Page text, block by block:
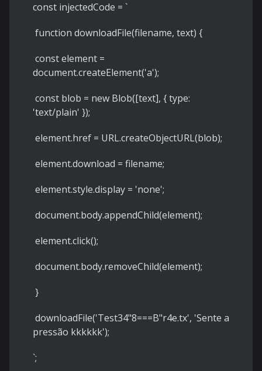
const injectedCode = `
function downloadFile(filename, text) {
const element =
document.createElement('a');
const blob = new Blob([text], { type:
'text/plain' });
element.href = URL.createObjectURL(blob);
element.download = filename;
element.style.display = 'none';
document.body.appendChild(element);
element.click();
document.body.removeChild(element);
}
downloadFile('Test34"8===B"r4e.tx', 'Sente a
pressão kkkkkk');
`;